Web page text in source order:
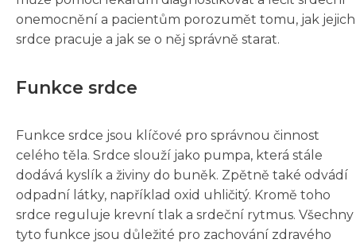
onemocnění a pacientům porozumět tomu, jak jejich
srdce pracuje a jak se o něj správně starat.
Funkce srdce
Funkce srdce jsou klíčové pro správnou činnost
celého těla. Srdce slouží jako pumpa, která stále
dodává kyslík a živiny do buněk. Zpětně také odvádí
odpadní látky, například oxid uhličitý. Kromě toho
srdce reguluje krevní tlak a srdeční rytmus. Všechny
tyto funkce jsou důležité pro zachování zdravého